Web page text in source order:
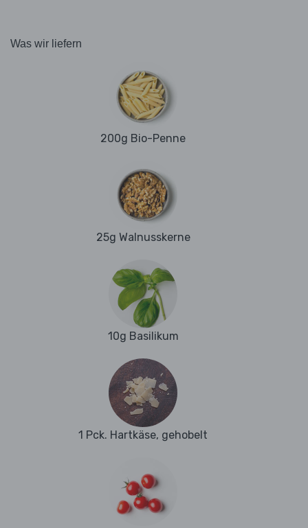
Was wir liefern
200g Bio-Penne
25g Walnusskerne
10g Basilikum
1 Pck. Hartkäse, gehobelt